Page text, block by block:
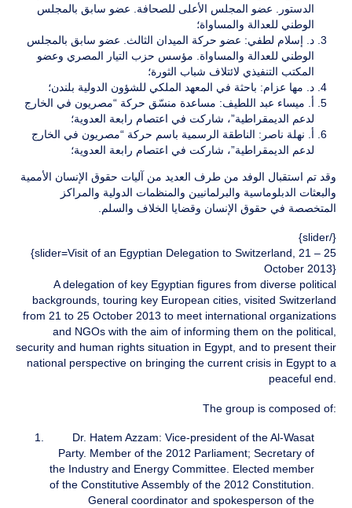
الدستور. عضو المجلس الأعلى للصحافة. عضو سابق بالمجلس
الوطني للعدالة والمساواة؛
د. إسلام لطفي: عضو حركة الميدان الثالث. عضو سابق بالمجلس
الوطني للعدالة والمساواة. مؤسس حزب التيار المصري وعضو
المكتب التنفيذي لائتلاف شباب الثورة؛
د. مها عزام: باحثة في المعهد الملكي للشؤون الدولية بلندن؛
أ. ميساء عبد اللطيف: مساعدة منسّق حركة “مصريون في الخارج
لدعم الديمقراطية”، شاركت في اعتصام رابعة العدوية؛
أ. نهلة ناصر: الناطقة الرسمية باسم حركة “مصريون في الخارج
لدعم الديمقراطية”، شاركت في اعتصام رابعة العدوية؛
وقد تم استقبال الوفد من طرف العديد من آليات حقوق الإنسان الأممية
والبعثات الدبلوماسية والبرلمانيين والمنظمات الدولية والمراكز
المتخصصة في حقوق الإنسان وقضايا الخلاف والسلم.
{/slider}
{slider=Visit of an Egyptian Delegation to Switzerland, 21 – 25
October 2013}
A delegation of key Egyptian figures from diverse political
backgrounds, touring key European cities, visited Switzerland
from 21 to 25 October 2013 to meet international organizations
and NGOs with the aim of informing them on the political,
security and human rights situation in Egypt, and to present their
national perspective on bringing the current crisis in Egypt to a
peaceful end.
The group is composed of:
Dr. Hatem Azzam: Vice-president of the Al-Wasat
Party. Member of the 2012 Parliament; Secretary of
the Industry and Energy Committee. Elected member
of the Constitutive Assembly of the 2012 Constitution.
General coordinator and spokesperson of the